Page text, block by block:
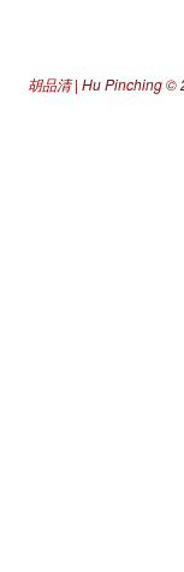
胡品清 | Hu Pinching©